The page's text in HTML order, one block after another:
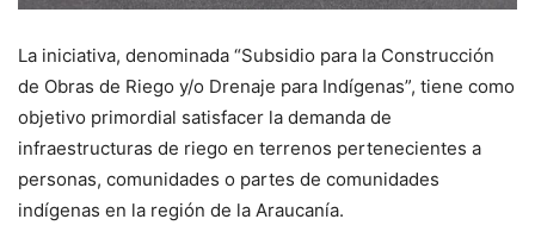
La iniciativa, denominada “Subsidio para la Construcción
de Obras de Riego y/o Drenaje para Indígenas”, tiene como
objetivo primordial satisfacer la demanda de
infraestructuras de riego en terrenos pertenecientes a
personas, comunidades o partes de comunidades
indígenas en la región de la Araucanía.